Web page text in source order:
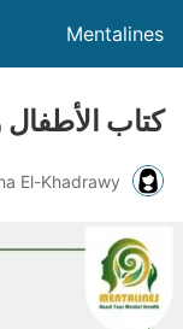
Mentalines
كتاب الأطفال
El-Khadrawy